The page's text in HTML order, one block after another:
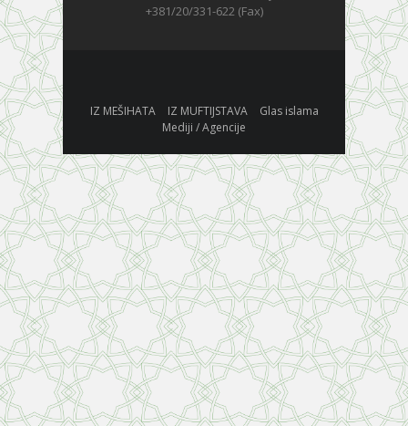
+381/20/331-622 (Fax)
IZ MEŠIHATA IZ MUFTIJSTAVA
Glas islama
Mediji / Agencije